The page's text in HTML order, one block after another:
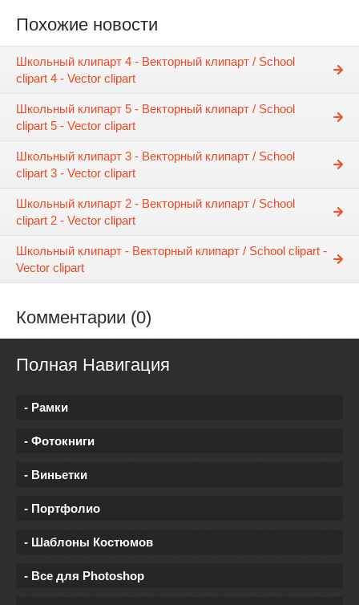
Похожие новости
Школьный клипарт 4 - Векторный клипарт / School
clipart 4 - Vector clipart
Школьный клипарт 5 - Векторный клипарт / School
clipart 5 - Vector clipart
Школьный клипарт 3 - Векторный клипарт / School
clipart 3 - Vector clipart
Школьный клипарт 2 - Векторный клипарт / School
clipart 2 - Vector clipart
Школьный клипарт - Векторный клипарт / School clipart -
Vector clipart
Комментарии (0)
Полная Навигация
- Рамки
- Фотокниги
- Виньетки
- Портфолио
- Шаблоны Костюмов
- Все для Photoshop